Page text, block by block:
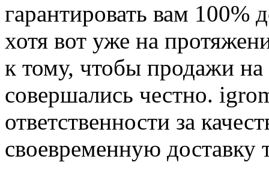
гарантировать вам 100%
хотя вот уже на
к тому, чтобы продажи
совершались честно.
ответственности за
своевременную доставку